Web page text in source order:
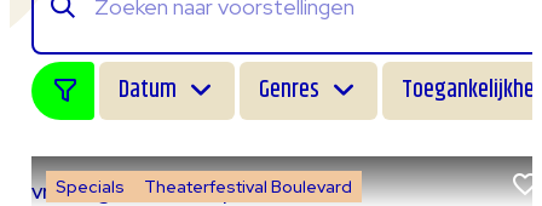
Datum Genres
Specials Theaterfestival Boulevard
vr 7 augustus 2026|14:00 uur